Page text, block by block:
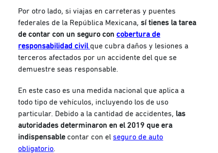
Por otro lado, si viajas en carreteras y puentes
federales de la República Mexicana,sí tienes la tarea
de contar con un seguro concobertura de
responsabilidad civilque cubra daños y lesiones a
terceros afectados por un accidente del que se
demuestre seas responsable.
En este caso es una medida nacional que aplica a
todo tipo de vehículos, incluyendo los de uso
particular. Debido a la cantidad de accidentes, las
autoridades determinaron en el 2019 que era
indispensable contar con elseguro de auto
obligatorio.